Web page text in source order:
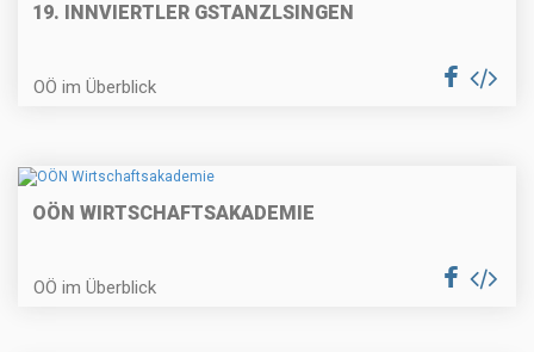
19. INNVIERTLER GSTANZLSINGEN
OÖ im Überblick
OÖN WIRTSCHAFTSAKADEMIE
OÖ im Überblick